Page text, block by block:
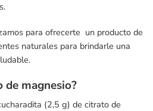
para ofrecerte un producto de
naturales para brindarle una
magnesio?
(2,5 g) de citrato de